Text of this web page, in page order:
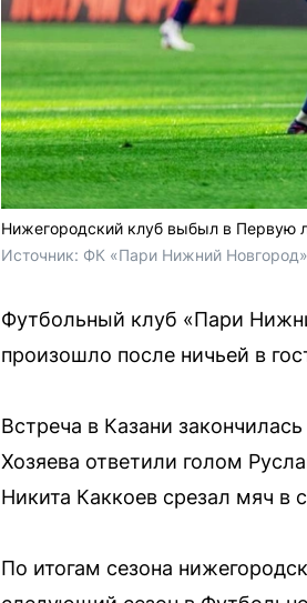
Нижегородский клуб выбыл в Первую
Источник: ФК «Пари Нижний
Футбольный клуб «Пари
произошло после ничьей в
Встреча в Казани
Хозяева ответили голом
Никита Каккоев срезал мяч в
По итогам сезона